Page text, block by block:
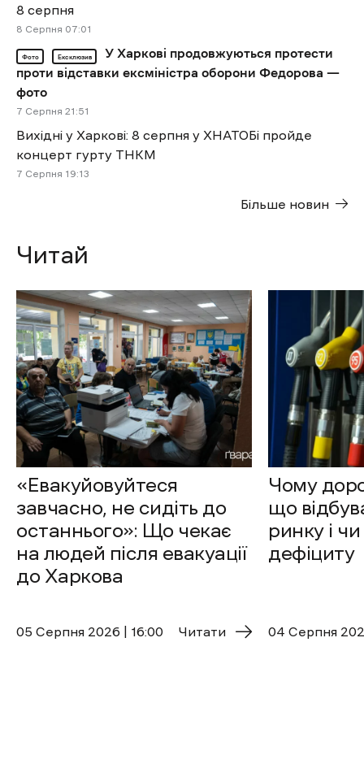
8 серпня
8 Cерпня 07:01
Фото Ексклюзив
У Харкові продовжуються протести
проти відставки ексміністра оборони Федорова —
фото
7 Cерпня 21:51
Вихідні у Харкові: 8 серпня у ХНАТОБі пройде
концерт гурту ТНКМ
7 Cерпня 19:13
Більше новин
Читай
«Евакуйовуйтеся
завчасно, не сидіть до
останнього»: Що чекає
на людей після евакуації
до Харкова
05 Cерпня 2026 | 16:00 Читати
Чому
що
ринку і
дефіциту
04 Cерпня